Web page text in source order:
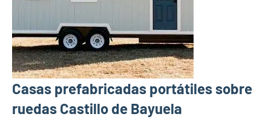
Casas prefabricadas portátiles sobre
ruedas Castillo de Bayuela